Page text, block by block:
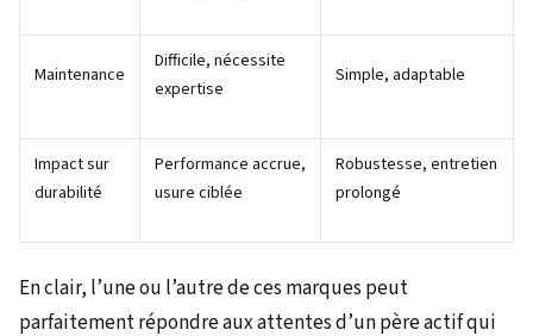
Maintenance
Difficile, nécessite
expertise
Simple, adaptable
Impact sur
durabilité
Performance accrue,
usure ciblée
Robustesse, entretien
prolongé
En clair, l’une ou l’autre de ces marques peut
parfaitement répondre aux attentes d’un père actif qui